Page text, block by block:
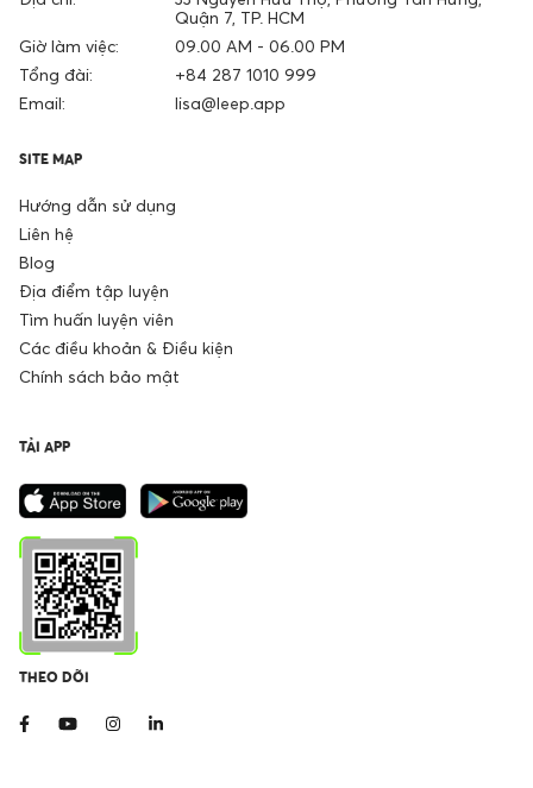
Quận 7, TP. HCM
Giờ làm việc:
09.00 AM - 06.00 PM
Tổng đài:
+84 287 1010 999
Email:
lisa@leep.app
SITE MAP
Hướng dẫn sử dụng
Liên hệ
Blog
Địa điểm tập luyện
Tìm huấn luyện viên
Các điều khoản & Điều kiện
Chính sách bảo mật
TẢI APP
THEO DÕI